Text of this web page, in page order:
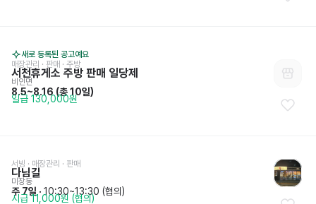
새로 등록된 공고예요
매장관리 · 판매 · 주방
서천휴게소 주방 판매 일당제
비인면
8.5~8.16 (총 10일)
일급 130,000원
서빙 · 매장관리 · 판매
다님길
미장동
주 7일 · 10:30~13:30 (협의)
시급 11,000원 (협의)